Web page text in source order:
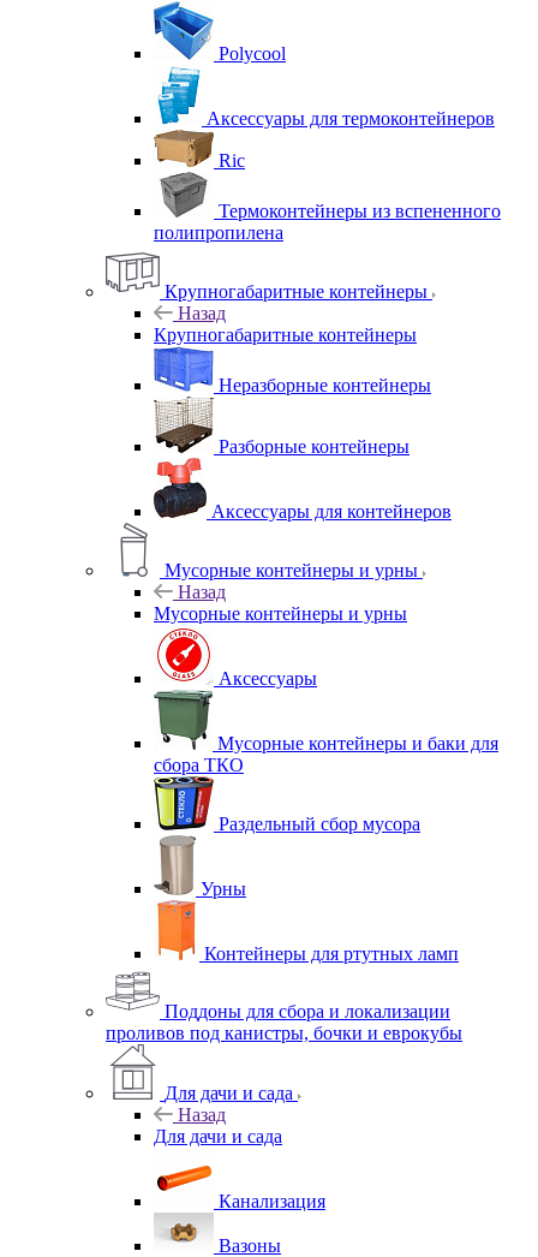
Polycool
Аксессуары для термоконтейнеров
Ric
Термоконтейнеры из вспененного
полипропилена
Крупногабаритные контейнеры
Назад
Крупногабаритные контейнеры
Неразборные контейнеры
Разборные контейнеры
Аксессуары для контейнеров
Мусорные контейнеры и урны
Назад
Мусорные контейнеры и урны
Аксессуары
Мусорные контейнеры и баки для
сбора ТКО
Раздельный сбор мусора
Урны
Контейнеры для ртутных ламп
Поддоны для сбора и локализации
проливов под канистры, бочки и еврокубы
Для дачи и сада
Назад
Для дачи и сада
Канализация
Вазоны